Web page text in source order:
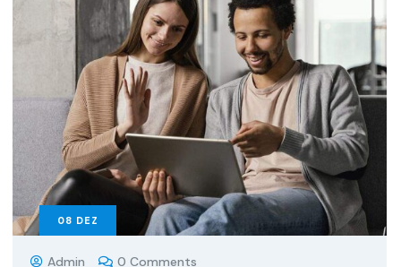
08 DEZ
Admin 0 Comments